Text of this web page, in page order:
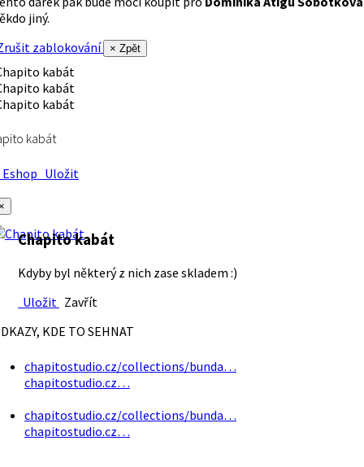
jiný.
zablokování
× Zpět
kabát
Uložit
Chapito kabát
Kdyby byl některý z nich zase skladem :)
Uložit Zavřít
KDE TO SEHNAT
chapitostudio.cz/collections/bunda…
chapitostudio.cz…
chapitostudio.cz/collections/bunda…
chapitostudio.cz…